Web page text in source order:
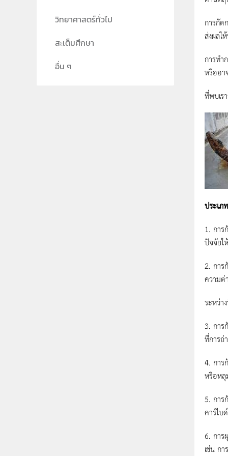
การกัด
ส่งผลใ
การทำ
หรืออา
ที่พบเร
ประเภ
1. กา
ปัจจัยใ
2. การ
ความต่
ระหว่า
3. การ
ที่การถ่
4. การ
หรือหลุ
5. การ
คาร์ไบ
6. การ
เช่น ก
วิทยาศาสตร์ทั่วไป
สะเต็มศึกษา
อื่น ๆ